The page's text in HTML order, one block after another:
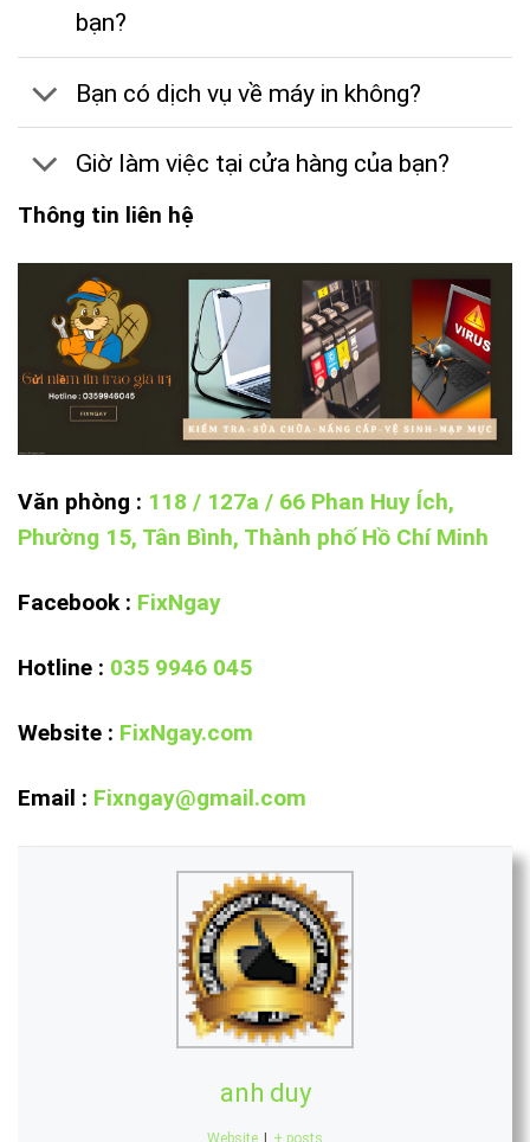
bạn?
Bạn có dịch vụ về máy in không?
Giờ làm việc tại cửa hàng của bạn?
Thông tin liên hệ
Văn phòng : 118 / 127a / 66 Phan Huy Ích,
Phường 15, Tân Bình, Thành phố Hồ Chí Minh
Facebook : FixNgay
Hotline : 035 9946 045
Website : FixNgay.com
Email : Fixngay@gmail.com
anh duy
Website + posts